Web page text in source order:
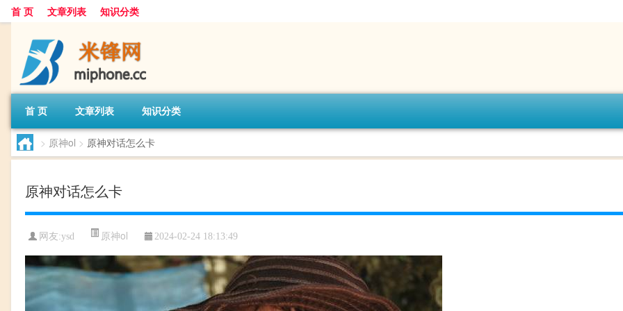
首 页 文章列表 知识分类
首 页 文章列表 知识分类
> 原神ol > 原神对话怎么卡
原神对话怎么卡
网友:ysd 原神ol 2024-02-24 18:13:49